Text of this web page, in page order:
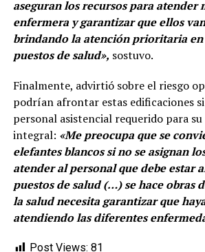
aseguran los recursos para atender
enfermera y garantizar que ellos
brindando la atención prioritaria en
puestos de salud», sostuvo.
Finalmente, advirtió sobre el riesgo
podrían afrontar estas edificaciones
personal asistencial requerido para
integral: «Me preocupa que se
elefantes blancos si no se asignan
atender al personal que debe estar
puestos de salud (…) se hace obras
la salud necesita garantizar que
atendiendo las diferentes
Post Views: 81